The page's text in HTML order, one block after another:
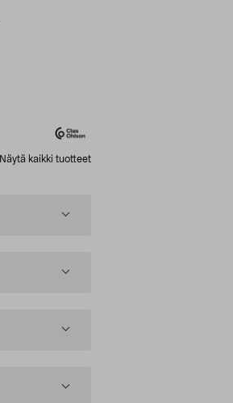
Näytä kaikki tuotteet